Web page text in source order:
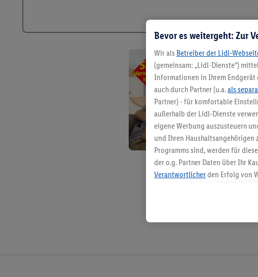
Bevor es weitergeht: Zur
Wir als Betreiber der Lidl-
(gemeinsam: „Lidl-Dienste“)
Informationen in Ihrem
auch durch Partner (u.a.als
Partner) - für komfortable
außerhalb der Lidl-Dienste
eigene Werbung auszusteuern
und Ihren Haushaltsangehörigen
Programms sind, werden für
der o.g. Partner Daten über Ihr
Verantwortlicherden Erfolg von
angereicherten Profilen. Dies
Kaufverhalten in den Lidl-
genauen Standortdaten) auch
Sicherung und Optimierung